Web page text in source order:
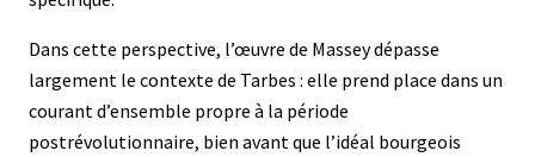
Dans cette perspective, l’œuvre de Massey dépasse
largement le contexte de Tarbes : elle prend place dans un
courant d’ensemble propre à la période
postrévolutionnaire, bien avant que l’idéal bourgeois